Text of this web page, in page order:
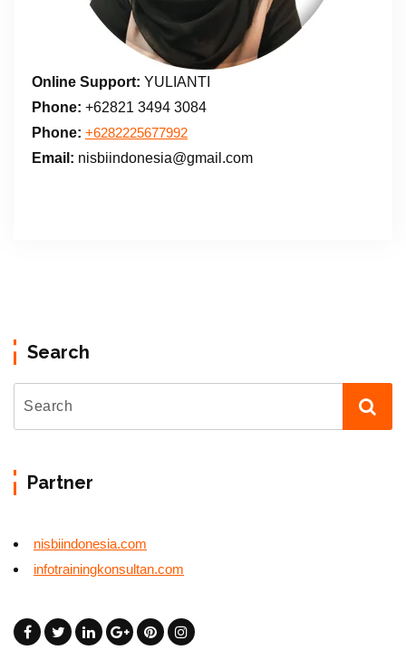
Online Support: YULIANTI
Phone: +62821 3494 3084
Phone: +6282225677992
Email: nisbiindonesia@gmail.com
Search
Partner
nisbiindonesia.com
infotrainingkonsultan.com